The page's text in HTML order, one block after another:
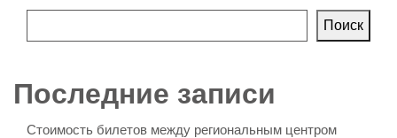
Поиск
Последние записи
Стоимость билетов между региональным центром